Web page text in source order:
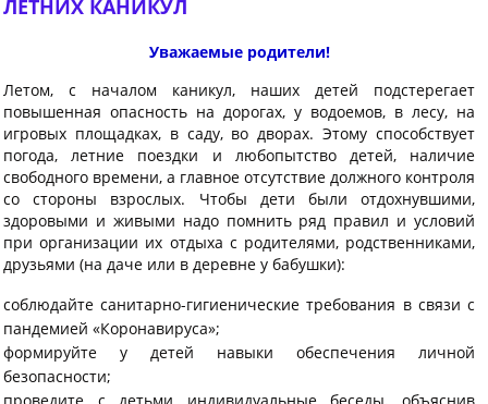
ЛЕТНИХ КАНИКУЛ
Уважаемые родители!
Летом, с началом каникул, наших детей подстерегает
повышенная опасность на дорогах, у водоемов, в лесу, на
игровых площадках, в саду, во дворах. Этому способствует
погода, летние поездки и любопытство детей, наличие
свободного времени, а главное отсутствие должного контроля
со стороны взрослых. Чтобы дети были отдохнувшими,
здоровыми и живыми надо помнить ряд правил и условий
при организации их отдыха с родителями, родственниками,
друзьями (на даче или в деревне у бабушки):
соблюдайте санитарно-гигиенические требования в связи с
пандемией «Коронавируса»;
формируйте у детей навыки обеспечения личной
безопасности;